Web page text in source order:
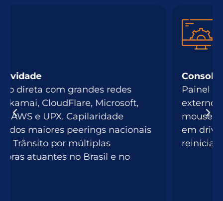
Console/KVM
Painel intuitivo que fornece acesso
externo ao servidor (display, teclado e
mouse), possibilita a montagem de ISOs
em drive virtual, permite ligar, desligar e
reiniciar o servidor, entre outras opções.